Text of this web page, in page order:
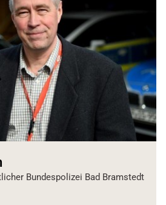
Bundespolizei Bad Bramstedt